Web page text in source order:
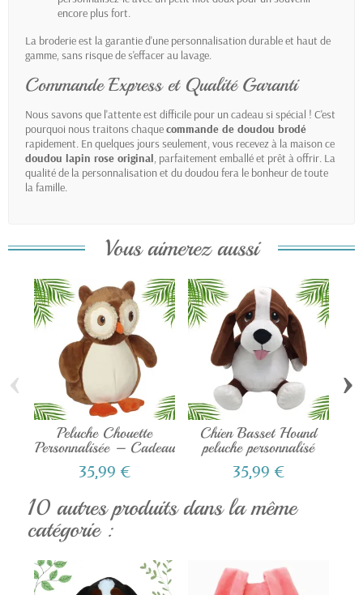
encore plus fort.
La broderie est la garantie d'une personnalisation durable et haut de
gamme, sans risque de s'effacer au lavage.
Commande Express et Qualité Garanti
Nous savons que l'attente est difficile pour un cadeau si spécial ! C'est
pourquoi nous traitons chaquecommande de doudou brodé
rapidement. En quelques jours seulement, vous recevez à la maison ce
doudou lapin rose original , parfaitement emballé et prêt à offrir. La
qualité de la personnalisation et du doudou fera le bonheur de toute
la famille.
Vous aimerez aussi
Peluche Chouette
Personnalisée – Cadeau
de...
35,99 €
Chien Basset Hound
peluche personnalisé
35,99 €
‹ ›
10 autres produits dans la même
catégorie :